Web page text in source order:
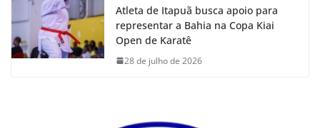
Atleta de Itapuã busca apoio para
representar a Bahia na Copa Kiai
Open de Karatê
28 de julho de 2026